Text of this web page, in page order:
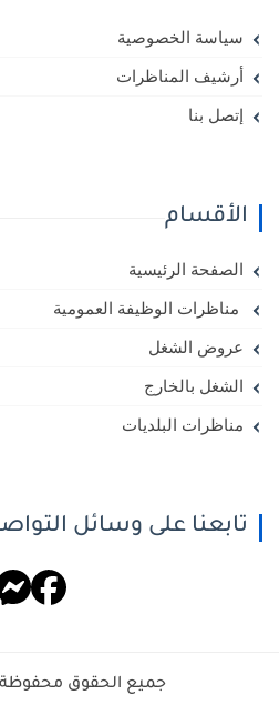
سياسة الخصوصية
أرشيف المناظرات
إتصل بنا
الأقسام
الصفحة الرئيسية
مناظرات الوظيفة العمومية
عروض الشغل
الشغل بالخارج
مناظرات البلديات
تابعنا على وسائل التواصل
جميع الحقوق محفوظة ©